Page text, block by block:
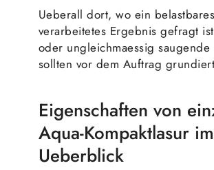
Ueberall dort, wo ein
verarbeitetes Ergebnis gefragt
oder ungleichmaessig saugende
sollten vor dem Auftrag
Eigenschaften von
Aqua-Kompaktlasur im
Ueberblick